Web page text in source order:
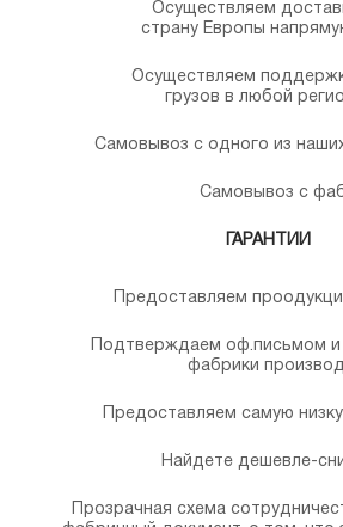
Осуществляем
страну Европы
Осуществляем
грузов в любой
Самовывоз с одного из
Самовывоз с
ГАРАНТИИ
Предоставляем
Подтверждаем оф.письмом
фабрики
Предоставляем самую
Найдете дешевле-
Прозрачная схема